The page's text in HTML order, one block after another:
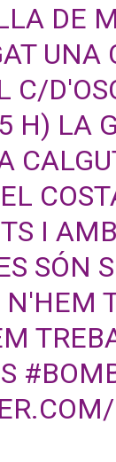
DE
UNA
C/
H) LA
I
SÓN